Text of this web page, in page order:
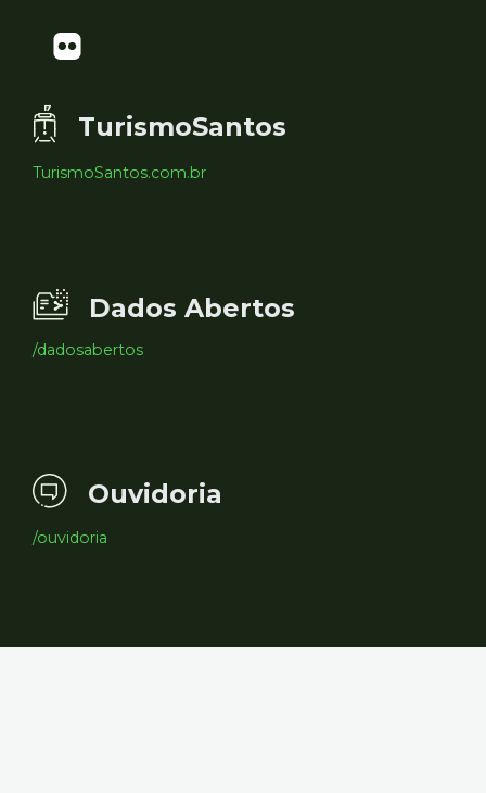
TurismoSantos
TurismoSantos.com.br
Dados Abertos
/dadosabertos
Ouvidoria
/ouvidoria